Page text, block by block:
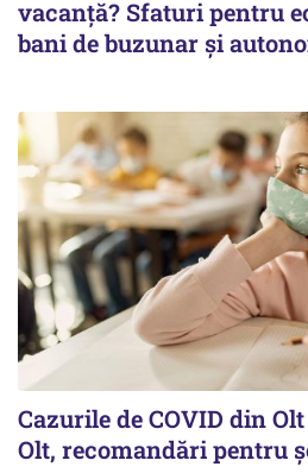
vacanță? Sfaturi pentru
bani de buzunar și
Cazurile de COVID din
Olt, recomandări pentru